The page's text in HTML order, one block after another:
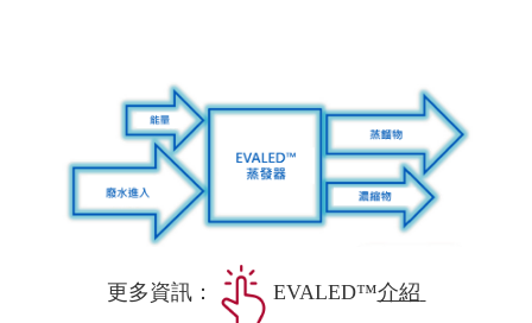
更多資訊： EVALED™介紹